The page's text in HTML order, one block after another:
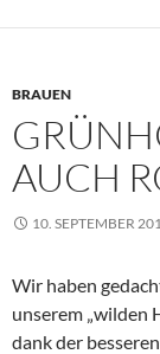
BRAUEN
AUCH
10. SEPTEMBER
Wir haben
unserem „wilden
dank der